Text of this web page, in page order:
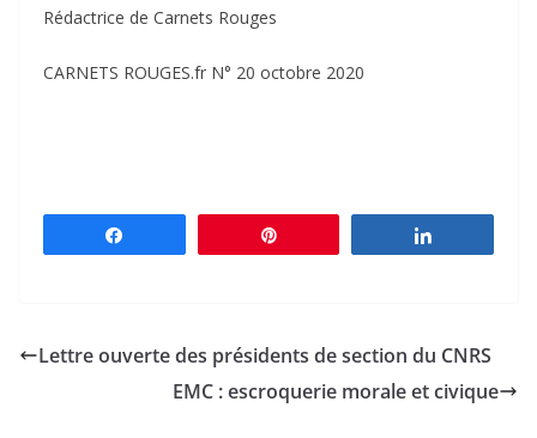
Rédactrice de Carnets Rouges
CARNETS ROUGES.fr N° 20 octobre 2020
Lettre ouverte des présidents de section du CNRS
EMC : escroquerie morale et civique